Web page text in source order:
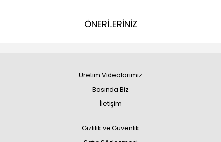
ÖNERİLERİNİZ
Üretim Videolarımız
Basında Biz
İletişim
Gizlilik ve Güvenlik